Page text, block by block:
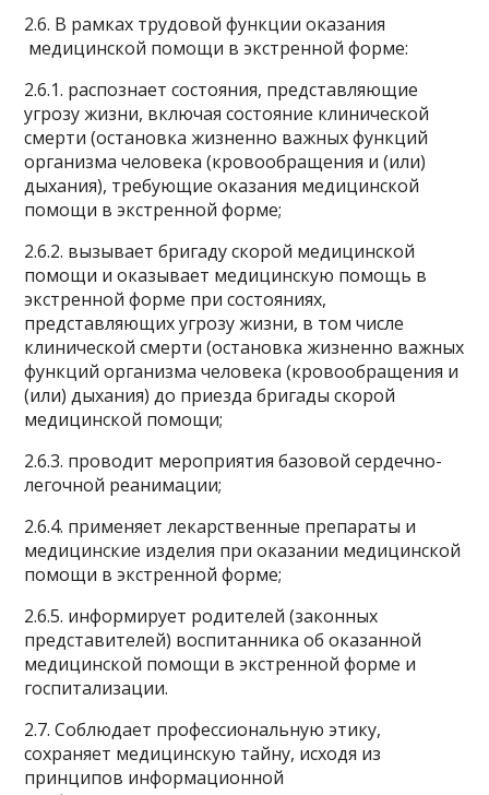
2.6. В рамках трудовой функции оказания
медицинской помощи в экстренной форме:
2.6.1. распознает состояния, представляющие
угрозу жизни, включая состояние клинической
смерти (остановка жизненно важных функций
организма человека (кровообращения и (или)
дыхания), требующие оказания медицинской
помощи в экстренной форме;
2.6.2. вызывает бригаду скорой медицинской
помощи и оказывает медицинскую помощь в
экстренной форме при состояниях,
представляющих угрозу жизни, в том числе
клинической смерти (остановка жизненно важных
функций организма человека (кровообращения и
(или) дыхания) до приезда бригады скорой
медицинской помощи;
2.6.3. проводит мероприятия базовой сердечно-
легочной реанимации;
2.6.4. применяет лекарственные препараты и
медицинские изделия при оказании медицинской
помощи в экстренной форме;
2.6.5. информирует родителей (законных
представителей) воспитанника об оказанной
медицинской помощи в экстренной форме и
госпитализации.
2.7. Соблюдает профессиональную этику,
сохраняет медицинскую тайну, исходя из
принципов информационной